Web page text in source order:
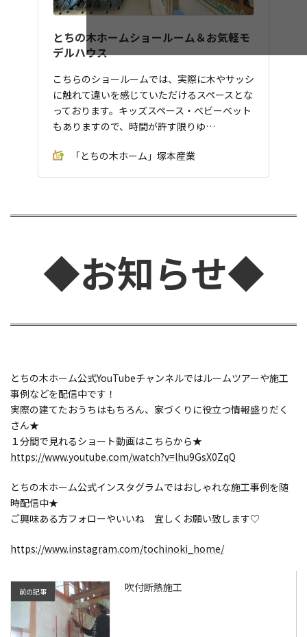
とちの木ホームショールーム＆お気軽モ
デルハウス
こちらのショールームでは、実際に木やサッシ
に触れて違いを感じていただけるスペースとな
っております。キッズスペース・ベビーベット
もありますので、時間が許す限りゆ…
「とちの木ホーム」塚本産業
◆お知らせ◆
とちの木ホーム公式YouTubeチャンネルではルームツアーや施工
事例などを配信中です！
実際の建てたおうちはもちろん、家づくりに役立つ情報盛りだく
さん★
１分間で見れるショート動画はこちらから★
https://www.youtube.com/watch?v=lhu9GsX0ZqQ
とちの木ホーム公式インスタグラムではおしゃれな施工事例を随
時配信中★
ご興味ある方フォローやいいね 宜しくお願い致します♡
https://www.instagram.com/tochinoki_home/
前の記事 吹付断熱施工